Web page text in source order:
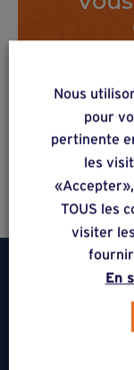
via
Nous
pour
pertinente
les
TOUS les
visiter
En